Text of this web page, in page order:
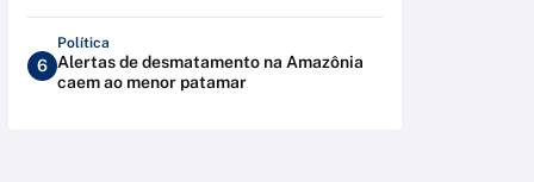
6
Política
Alertas de desmatamento na Amazônia
caem ao menor patamar